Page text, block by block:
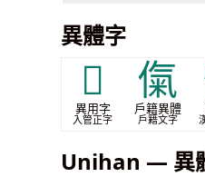
異體字
𦞝
異用字
入管正字
㑶
戶籍異體
戶籍文字
Unihan — 異